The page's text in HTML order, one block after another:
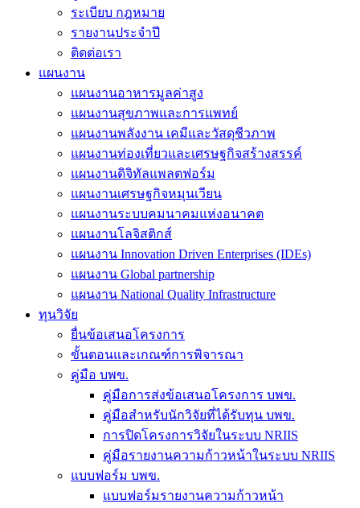
ระเบียบ กฎหมาย
รายงานประจำปี
ติดต่อเรา
แผนงาน
แผนงานอาหารมูลค่าสูง
แผนงานสุขภาพและการแพทย์
แผนงานพลังงาน เคมีและวัสดุชีวภาพ
แผนงานท่องเที่ยวและเศรษฐกิจสร้างสรรค์
แผนงานดิจิทัลแพลตฟอร์ม
แผนงานเศรษฐกิจหมุนเวียน
แผนงานระบบคมนาคมแห่งอนาคต
แผนงานโลจิสติกส์
แผนงาน Innovation Driven Enterprises (IDEs)
แผนงาน Global partnership
แผนงาน National Quality Infrastructure
ทุนวิจัย
ยื่นข้อเสนอโครงการ
ขั้นตอนและเกณฑ์การพิจารณา
คู่มือ บพข.
คู่มือการส่งข้อเสนอโครงการ บพข.
คู่มือสำหรับนักวิจัยที่ได้รับทุน บพข.
การปิดโครงการวิจัยในระบบ NRIIS
คู่มือรายงานความก้าวหน้าในระบบ NRIIS
แบบฟอร์ม บพข.
แบบฟอร์มรายงานความก้าวหน้า